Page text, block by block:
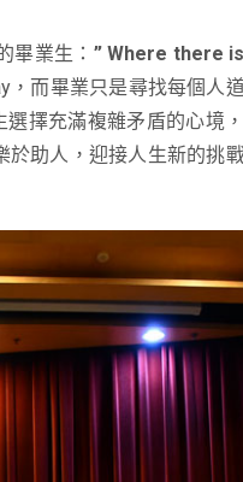
畢業生： ” Where there
而畢業只是尋找每個人
選擇充滿複雜矛盾的心境
助人，迎接人生新的挑